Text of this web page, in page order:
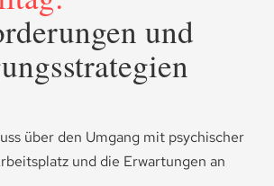
und
über den Umgang mit psychischer
und die Erwartungen an